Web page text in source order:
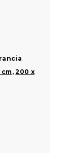
cm,200 x